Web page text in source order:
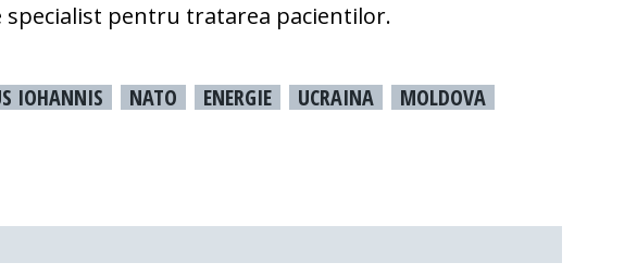
specialist pentru tratarea pacientilor.
IOHANNIS NATO ENERGIE UCRAINA
MOLDOVA